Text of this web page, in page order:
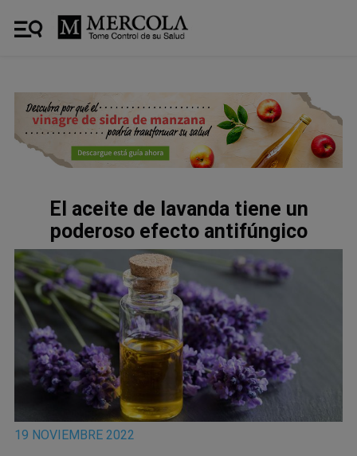
El aceite de lavanda tiene un
poderoso efecto antifúngico
19 NOVIEMBRE 2022